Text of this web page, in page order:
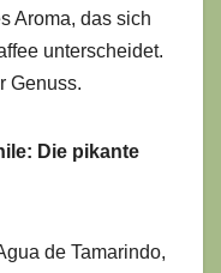
Aroma, das sich
unterscheidet.
Genuss.
Die pikante
de Tamarindo,